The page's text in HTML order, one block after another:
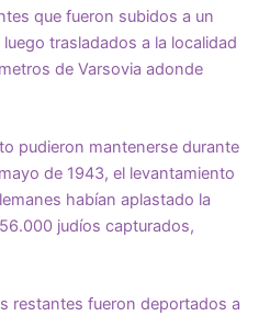
que fueron subidos a un
trasladados a la localidad
de Varsovia adonde
pudieron mantenerse durante
de 1943, el levantamiento
habían aplastado la
judíos capturados,
restantes fueron deportados a